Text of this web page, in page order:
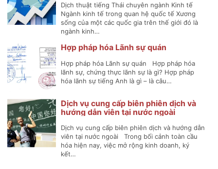
Dịch thuật tiếng Thái chuyên ngành Kinh tế
Ngành kinh tế trong quan hệ quốc tế Xương
sống của một các quốc gia trên thế giới đó là
ngành kinh…
Hợp pháp hóa Lãnh sự quán
Hợp pháp hóa Lãnh sự quán Hợp pháp hóa
lãnh sự, chứng thực lãnh sự là gì? Hợp pháp
hóa lãnh sự tiếng Anh là gì – là câu…
Dịch vụ cung cấp biên phiên dịch và
hướng dẫn viên tại nước ngoài
Dịch vụ cung cấp biên phiên dịch và hướng dẫn
viên tại nước ngoài Trong bối cảnh toàn cầu
hóa hiện nay, việc mở rộng kinh doanh, ký
kết…